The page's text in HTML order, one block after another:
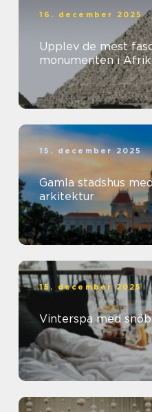
16. december 2025
Upplev de mest
monumenten i
15. december 2025
Gamla stadshus
arkitektur
15. december 2025
Vinterspa med